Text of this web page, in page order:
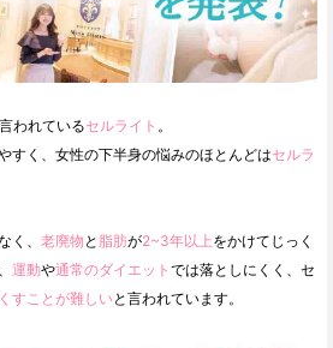
われているセルライト 。
すく、女性の下半身の悩みのほとんどはセルラ
く、 老廃物 と 脂肪が2~3年以上をかけてじっく
運動や通常のダイエット では落としにくく、セ
すことが難しいと言われています。